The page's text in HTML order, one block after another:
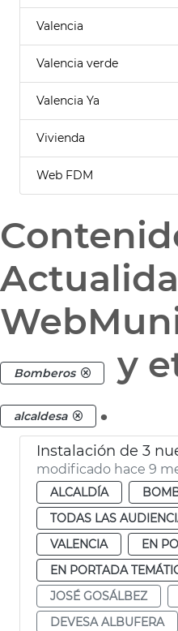
Valencia
Valencia verde
Valencia Ya
Vivienda
Web FDM
Bomberos y
alcaldesa .
modificado hace 9
ALCALDÍA
TODAS LAS
VALENCIA
EN
EN PORTADA
JOSÉ GOSÁLBEZ
DEVESA ALBUFERA